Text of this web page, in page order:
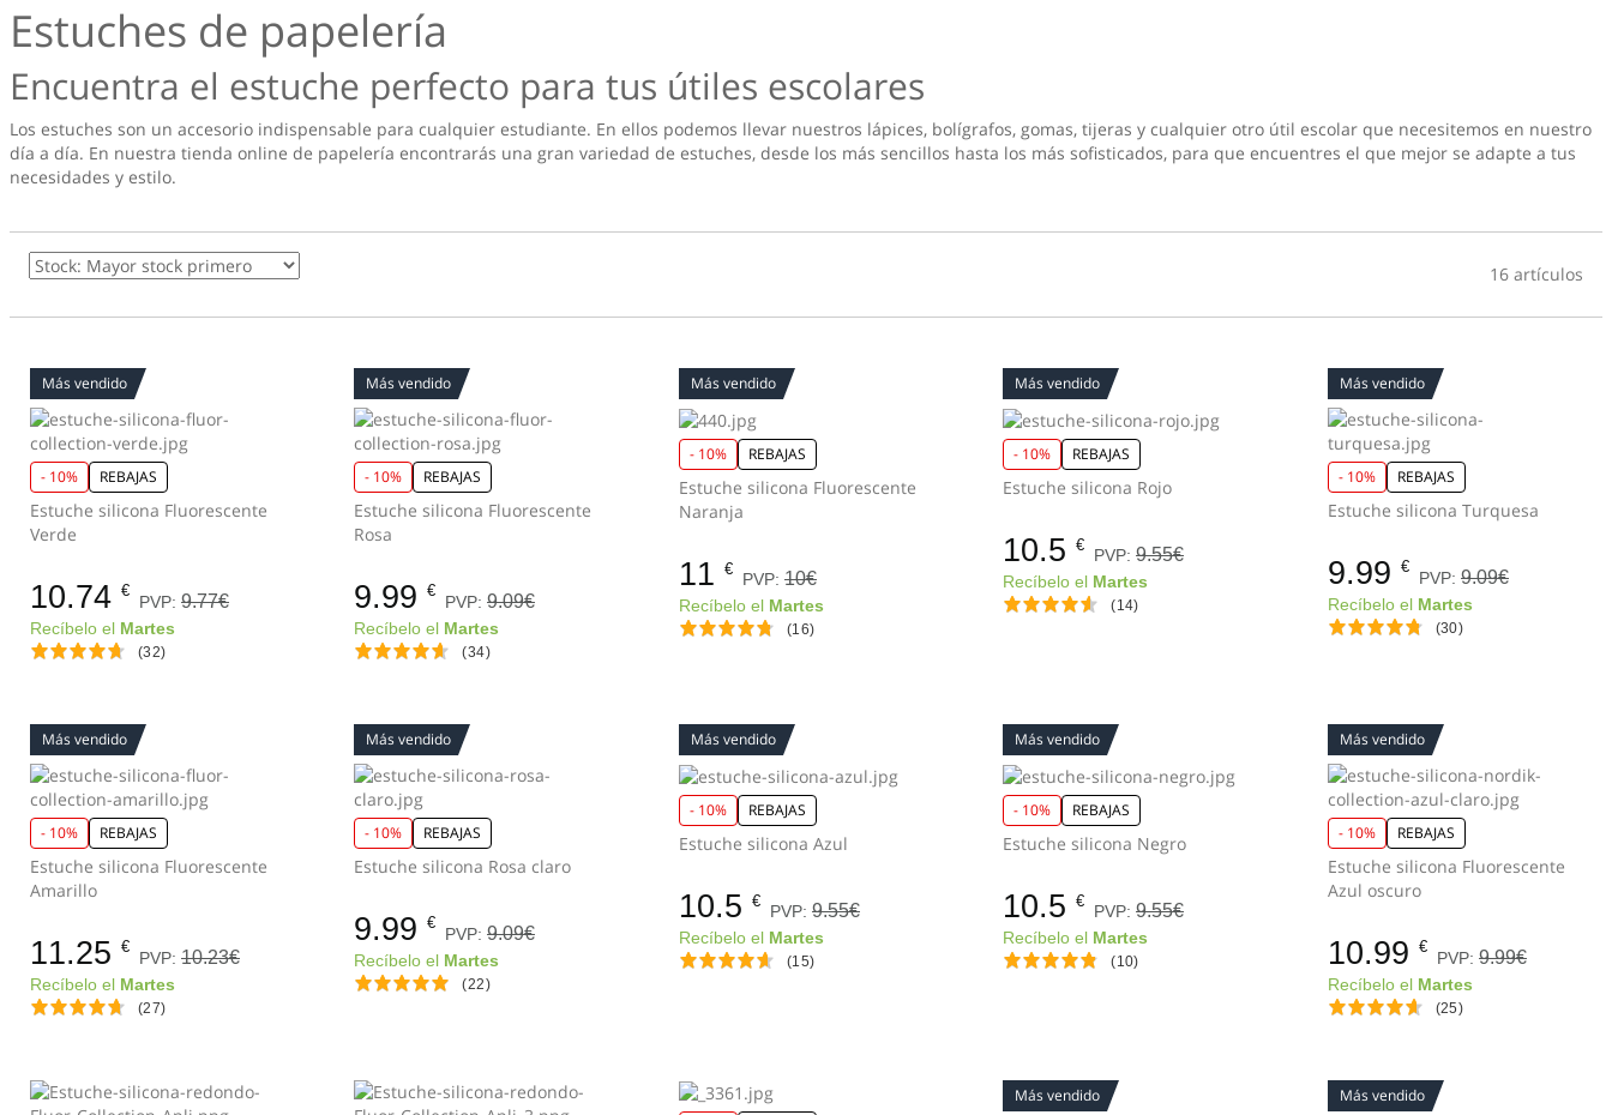
Estuches de papelería
Encuentra el estuche perfecto para tus útiles escolares
Los estuches son un accesorio indispensable para cualquier estudiante. En ellos podemos llevar nuestros lápices, bolígrafos, gomas, tijeras y cualquier otro útil escolar que necesitemos en nuestro
día a día. En nuestra tienda online de papelería encontrarás una gran variedad de estuches, desde los más sencillos hasta los más sofisticados, para que encuentres el que mejor se adapte a tus
necesidades y estilo.
16 artículos
Más vendido
- 10% REBAJAS
Estuche silicona Fluorescente
Verde
10.74 €
PVP: 9.77€
Recíbelo el Martes
(32)
Más vendido
- 10% REBAJAS
Estuche silicona Fluorescente
Rosa
9.99 €
PVP:9.09€
Recíbelo el Martes
(34)
Más vendido
- 10% REBAJAS
Estuche silicona Fluorescente
Naranja
11 €
PVP: 10€
Recíbelo el Martes
(16)
Más vendido
- 10% REBAJAS
Estuche silicona Rojo
10.5 €
PVP:9.55€
Recíbelo el Martes
(14)
Más vendido
- 10% REBAJAS
Estuche silicona Turquesa
9.99 €
PVP: 9.09€
Recíbelo el Martes
(30)
Más vendido
- 10% REBAJAS
Estuche silicona Fluorescente
Amarillo
11.25 €
PVP: 10.23€
Recíbelo el Martes
(27)
Más vendido
- 10% REBAJAS
Estuche silicona Rosa claro
9.99 €
PVP:9.09€
Recíbelo el Martes
(22)
Más vendido
- 10% REBAJAS
Estuche silicona Azul
10.5 €
PVP: 9.55€
Recíbelo el Martes
(15)
Más vendido
- 10% REBAJAS
Estuche silicona Negro
10.5 €
PVP:9.55€
Recíbelo el Martes
(10)
Más vendido
- 10% REBAJAS
Estuche silicona Fluorescente
Azul oscuro
10.99 €
PVP: 9.99€
Recíbelo el Martes
(25)
Más vendido Más vendido